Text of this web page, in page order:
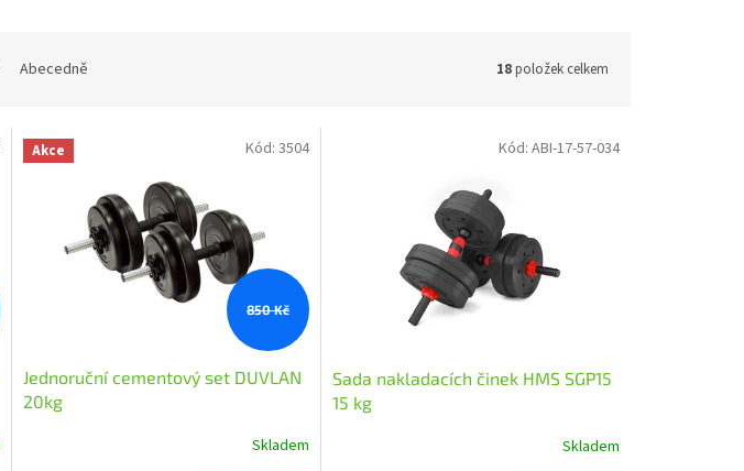
Abecedně 18položek celkem
Akce
850 Kč
Jednoruční cementový set DUVLAN
20kg
Skladem
Kód: 3504
Sada nakladacích činek HMS SGP15
15 kg
Skladem
Kód: ABI-17-57-034